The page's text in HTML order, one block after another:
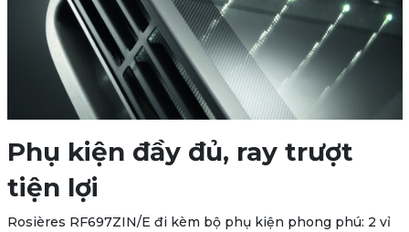
Phụ kiện đầy đủ, ray trượt
tiện lợi
Rosières RF697ZIN/E đi kèm bộ phụ kiện phong phú: 2 vỉ